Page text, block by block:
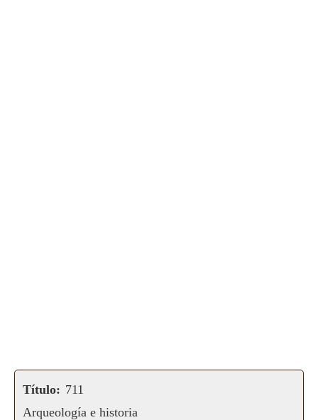
Título: 711
Arqueología e historia